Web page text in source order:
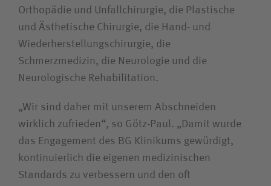
Orthopädie und Unfallchirurgie, die Plastische
und Ästhetische Chirurgie, die Hand- und
Wiederherstellungschirurgie, die
Schmerzmedizin, die Neurologie und die
Neurologische Rehabilitation.
„Wir sind daher mit unserem Abschneiden
wirklich zufrieden“, so Götz-Paul. „Damit wurde
das Engagement des BG Klinikums gewürdigt,
kontinuierlich die eigenen medizinischen
Standards zu verbessern und den oft